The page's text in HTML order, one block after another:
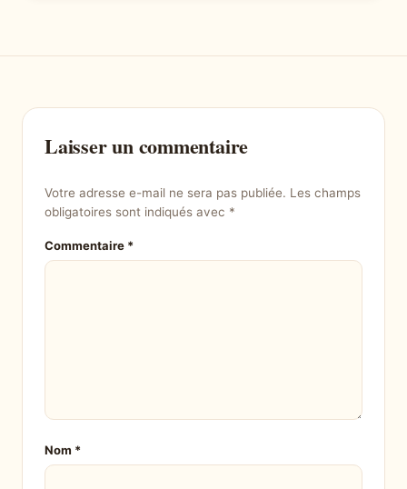
Laisser un commentaire
Votre adresse e-mail ne sera pas publiée. Les champs
obligatoires sont indiqués avec *
Commentaire *
Nom *